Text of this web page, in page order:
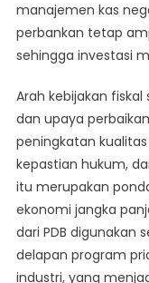
manajemen kas
perbankan tetap
sehingga investasi
Arah kebijakan
dan upaya
peningkatan
kepastian hukum,
itu merupakan
ekonomi jangka
dari PDB digunakan
delapan program
industri, yang